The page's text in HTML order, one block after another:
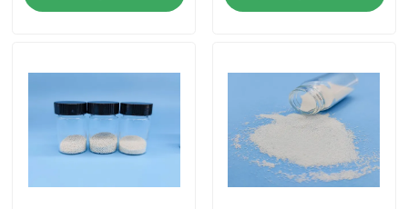
Hakkımızda
Fabrika turu